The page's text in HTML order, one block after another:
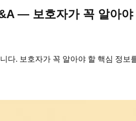
— 보호자가 꼭 알아야
다. 보호자가 꼭 알아야 할 핵심 정보